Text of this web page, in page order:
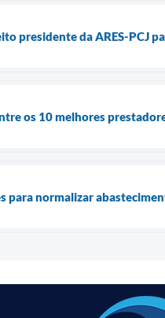
presidente da ARES-PCJ
os 10 melhores
para normalizar